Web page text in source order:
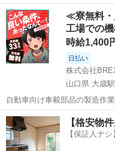
【状態】 ・使用に伴う多少の
ざいます ・詳細は現地でご確
岡山 岡山市 年中行事
≪寮無料・
工場での
時給1,400
日払い
株式会社
山口県 大歳駅
自動車向け車載部品の製造作
中！友達同士での応募OK！備
社負担！生活支援物資事前対
♪《山口県山口市》 人気の工...
山口 山口市 大歳駅
【格安物
【保証人ナ